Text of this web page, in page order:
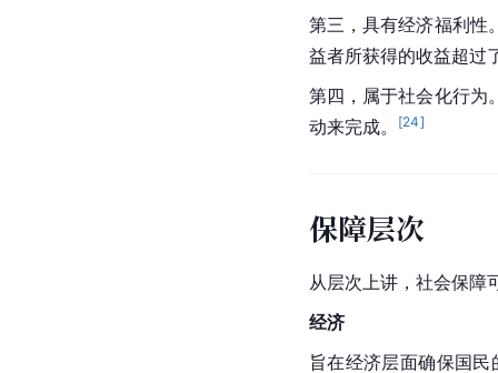
第三，具有经济福利性
益者所获得的收益超过
第四，属于社会化行为
动来完成。
[24]
保障层次
从层次上讲，社会保障
经济
旨在经济层面确保国